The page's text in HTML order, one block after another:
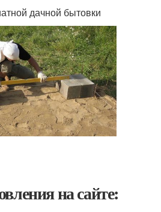
дачной бытовки
на сайте: